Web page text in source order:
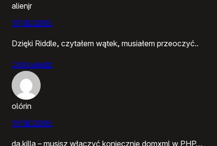
alienjr
19/10/2005
Dzięki Riddle, czytałem wątek, musiałem przeoczyć..
Odpowiedz
olórin
19/10/2005
da.killa – musisz włączyć koniecznie domxml w PHP…